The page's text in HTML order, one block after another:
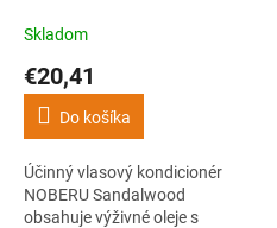
Sandalwood 250 ml
Skladom
€20,41
Do košíka
Účinný vlasový kondicionér
NOBERU Sandalwood
obsahuje výživné oleje s